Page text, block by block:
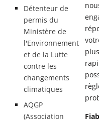
Détenteur de
permis du
Ministère de
l'Environnement
et de la Lutte
contre les
changements
climatiques
AQGP
(Association
plus